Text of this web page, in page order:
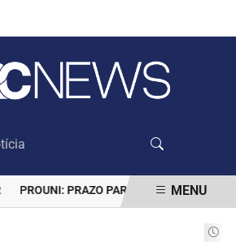
PROUNI: PRAZO PARA COMPROVARMENU